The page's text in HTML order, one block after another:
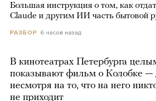
Большая инструкция о том, как
Claude и другим ИИ часть бытовой
РАЗБОР 6 часов назад
В кинотеатрах Петербурга
показывают фильм о Колобке —
несмотря на то, что на него
не приходит